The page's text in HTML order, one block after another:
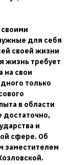
для себя
своей жизни
жизнь требует
на свои
только
в области
достаточно,
и
сфере. Об
заместителем